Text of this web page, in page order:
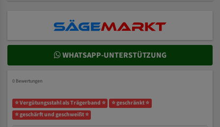
WHATSAPP-UNTERSTÜTZUNG
0 Bewertungen
⭐ Vergütungsstahl als Trägerband ⭐
⭐ geschränkt ⭐
⭐ geschärft und geschweißt ⭐